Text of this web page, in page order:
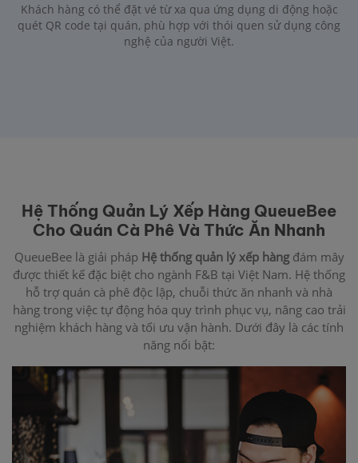
Khách hàng có thể đặt vé từ xa qua ứng dụng di động hoặc
quét QR code tại quán, phù hợp với thói quen sử dụng công
nghệ của người Việt.
Hệ Thống Quản Lý Xếp Hàng QueueBee
Cho Quán Cà Phê Và Thức Ăn Nhanh
QueueBee là giải pháp Hệ thống quản lý xếp hàngđám mây
được thiết kế đặc biệt cho ngành F&B tại Việt Nam. Hệ thống
hỗ trợ quán cà phê độc lập, chuỗi thức ăn nhanh và nhà
hàng trong việc tự động hóa quy trình phục vụ, nâng cao trải
nghiệm khách hàng và tối ưu vận hành. Dưới đây là các tính
năng nổi bật: